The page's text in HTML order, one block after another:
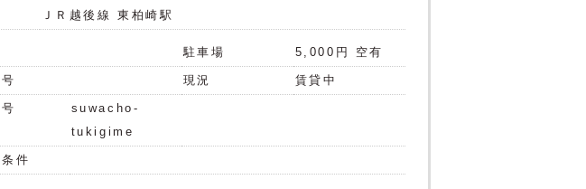
ＪＲ越後線 東柏崎駅
駐車場 5,000円 空有
現況 賃貸中
suwacho-
tukigime
件